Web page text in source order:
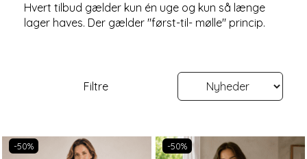
Hvert tilbud gælder kun én uge og kun så længe
lager haves. Der gælder "først-til- mølle" princip.
Filtre
-50% -50%